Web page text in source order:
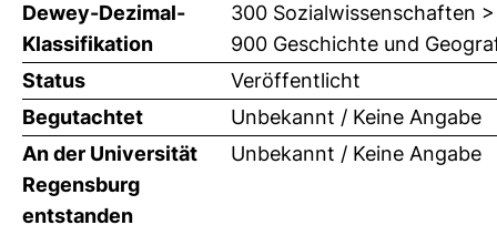
Dewey-Dezimal-
Klassifikation
300 Sozialwissenschaften
900 Geschichte und
Status
Veröffentlicht
Begutachtet
Unbekannt / Keine Angabe
An der Universität
Regensburg
entstanden
Unbekannt / Keine Angabe